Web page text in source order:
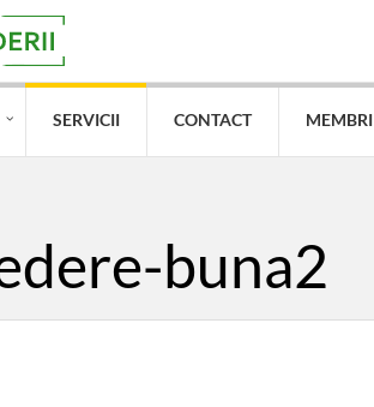
SERVICII CONTACT MEMBRI
buna2